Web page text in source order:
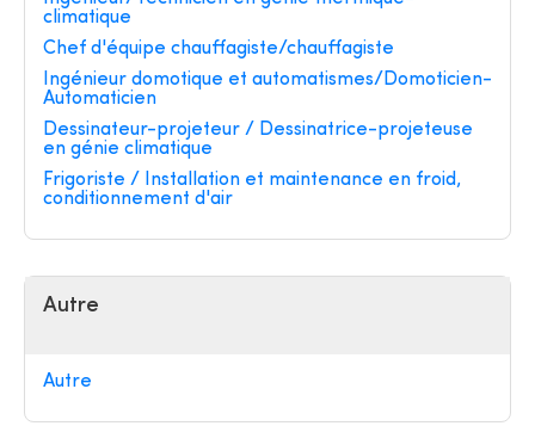
climatique
Chef d'équipe chauffagiste/chauffagiste
Ingénieur domotique et automatismes/Domoticien-
Automaticien
Dessinateur-projeteur / Dessinatrice-projeteuse
en génie climatique
Frigoriste / Installation et maintenance en froid,
conditionnement d'air
Autre
Autre